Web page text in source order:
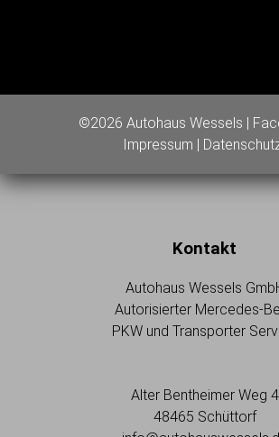
©2026 Autohaus Wessels |
Impressum |
Kontakt
Autohaus Wessels
Autorisierter Mercedes-
PKW und Transporter
Alter Bentheimer Weg 4
48465 Schüttorf